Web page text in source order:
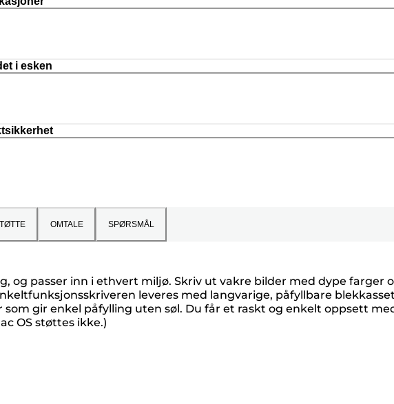
i esken
OMTALE SPØRSMÅL
passer inn i ethvert miljø. Skriv ut vakre bilder med dype farger
leveres med langvarige, påfyllbare
gir enkel påfylling uten søl. Du får et raskt og enkelt oppsett
OS støttes ikke.)